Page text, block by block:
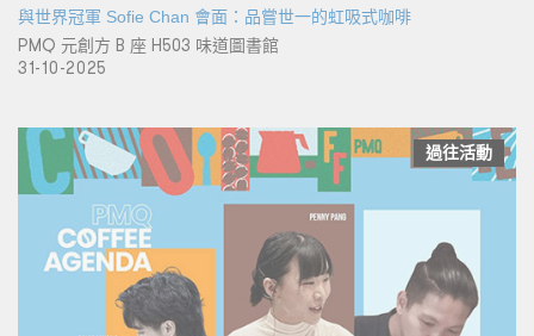
與世界冠軍 Sofie Chan 會面：品嘗世一的虹吸式咖啡
PMQ 元創方 B 座 H503 味道圖書館
31-10-2025
過往活動